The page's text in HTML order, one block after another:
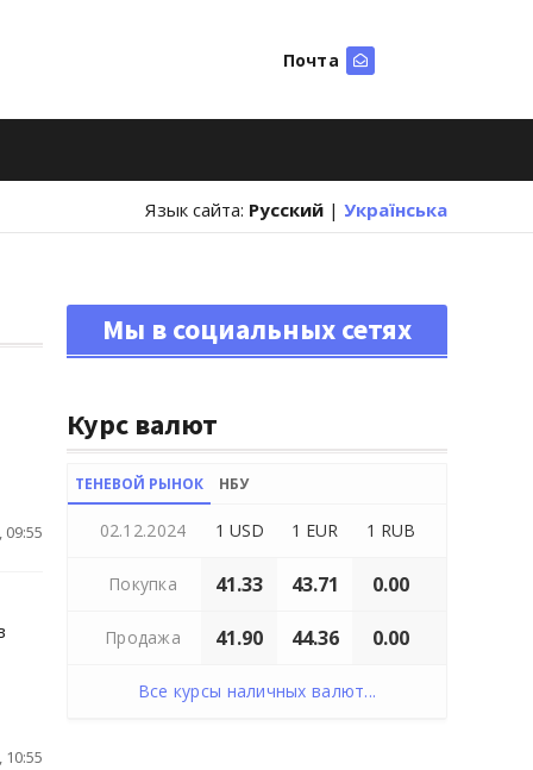
Почта
Язык сайта: Русский | Українська
09:55
10:55
Мы в социальных сетях
Курс валют
ТЕНЕВОЙ РЫНОК НБУ
02.12.2024 1 USD 1 EUR 1 RUB
Покупка 41.33 43.71 0.00
Продажа 41.90 44.36 0.00
Все курсы наличных валют...